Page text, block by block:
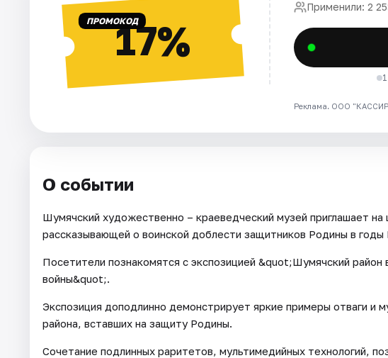
Рейтинги
ПРОМОКОД17%
Применили: 2
Реклама. ООО
О событии
Шумячский художественно – краеведческий музей приглашает
рассказывающей о воинской доблести защитников Родины в
Посетители познакомятся с экспозицией &quot;Шумячский район
войны&quot;.
Экспозиция доподлинно демонстрирует яркие примеры отваги и
района, вставших на защиту Родины.
Сочетание подлинных раритетов, мультимедийных технологий,